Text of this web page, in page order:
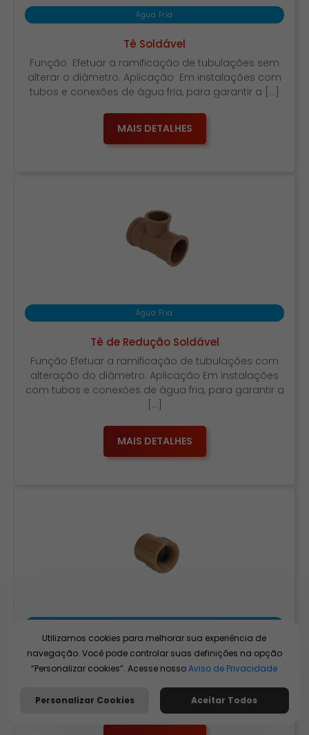
Água Fria
Tê Soldável
Função Efetuar a ramificação de tubulações sem
alterar o diâmetro. Aplicação Em instalações com
tubos e conexões de água fria, para garantir a […]
MAIS DETALHES
Água Fria
Tê de Redução Soldável
Função Efetuar a ramificação de tubulações com
alteração do diâmetro. Aplicação Em instalações
com tubos e conexões de água fria, para garantir a
[…]
MAIS DETALHES
Luva Soldável e com Rosca (LR)
Função Efetuar a emenda entre tubos e a transição
da junta soldável para a junta roscável. Aplicação
Em instalações com tubos e conexões […]
Utilizamos cookies para melhorar sua experiência de
navegação. Você pode controlar suas definições na opção
“Personalizar cookies”. Acesse nossoAviso de Privacidade
Personalizar Cookies Aceitar Todos